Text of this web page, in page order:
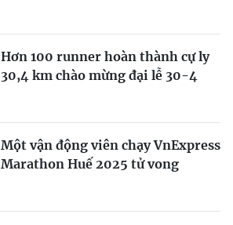
Hơn 100 runner hoàn thành cự ly
30,4 km chào mừng đại lễ 30-4
Một vận động viên chạy VnExpress
Marathon Huế 2025 tử vong